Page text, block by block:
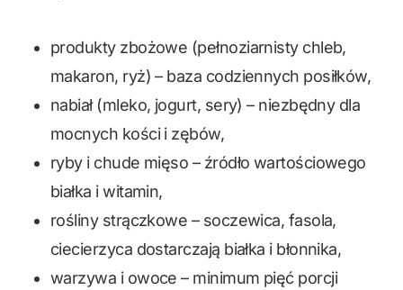
produkty zbożowe (pełnoziarnisty chleb,
makaron, ryż) – baza codziennych posiłków,
nabiał (mleko, jogurt, sery) – niezbędny dla
mocnych kości i zębów,
ryby i chude mięso – źródło wartościowego
białka i witamin,
rośliny strączkowe – soczewica, fasola,
ciecierzyca dostarczają białka i błonnika,
warzywa i owoce – minimum pięć porcji